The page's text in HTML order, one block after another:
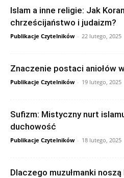
Islam a inne religie: Jak
chrześcijaństwo i judaizm?
Publikacje Czytelników - 22 lutego, 2025
Znaczenie postaci aniołów
Publikacje Czytelników - 19 lutego, 2025
Sufizm: Mistyczny nurt
duchowość
Publikacje Czytelników - 18 lutego, 2025
Dlaczego muzułmanki